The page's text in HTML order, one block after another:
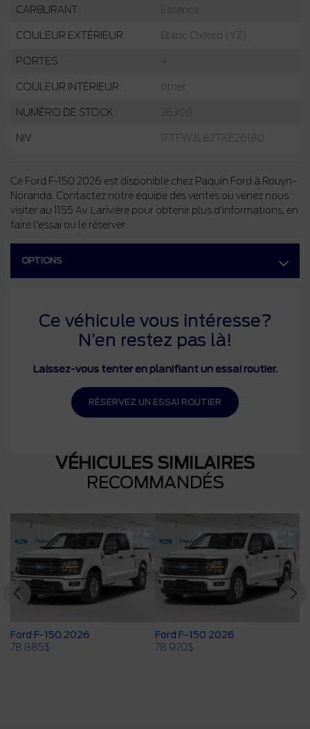
CARBURANT : Essence
COULEUR EXTÉRIEUR : Blanc Oxford (YZ)
PORTES : 4
COULEUR INTÉRIEUR: other
NUMÉRO DE STOCK : 36308
NIV : 1FTFW3L82TKE26180
Ce Ford F-150 2026 est disponible chez Paquin Ford à Rouyn-
Noranda. Contactez notre équipe des ventes ou venez nous
visiter au 1155 Av. Larivière pour obtenir plus d'informations, en
faire l'essai ou le réserver.
OPTIONS
Ce véhicule vous intéresse?
N’en restez pas là!
Laissez-vous tenter en planifiant un essai routier.
RÉSERVEZ UN ESSAI ROUTIER
VÉHICULES SIMILAIRES
RECOMMANDÉS
Ford F-150 2026
78 885$
Ford F-150 2026
78 970$